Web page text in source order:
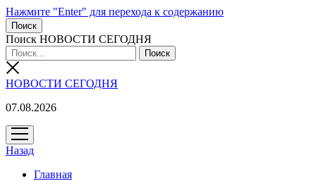
Нажмите "Enter" для перехода к содержанию
Поиск
Поиск НОВОСТИ СЕГОДНЯ
НОВОСТИ СЕГОДНЯ
07.08.2026
открыть
меню
Назад
Главная